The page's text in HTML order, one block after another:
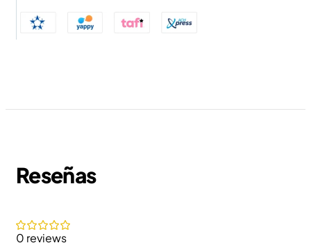
Reseñas
0 reviews